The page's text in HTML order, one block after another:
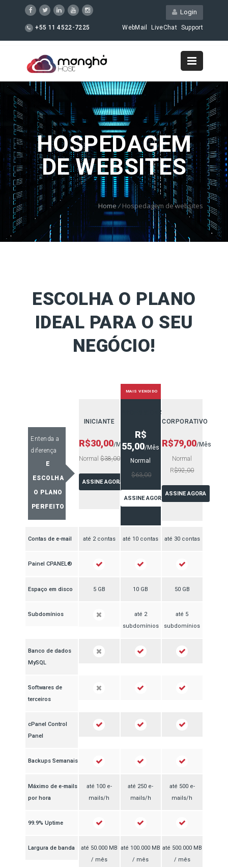
Login
+55 11 4522-7225 WebMail LiveChat Support
HOSPEDAGEM
DE WEBSITES
Home/Hospedagem de websites
ESCOLHA O PLANO
IDEAL PARA O SEU
NEGÓCIO!
Entenda a
diferença
E
ESCOLHA
O PLANO
PERFEITO
INICIANTE
R$30,00/Mês
Normal $38,00
ASSINE AGORA
MAIS VENDIDO
PROFISSIONAL
R$
55,00/Mês
Normal
$63,00
ASSINE AGORA
CORPORATIVO
R$79,00/Mês
Normal
R$92,00
ASSINE AGORA
Contas de e-mail até 2 contas até 10 contas até 30 contas
Painel CPANEL®
Espaço em disco 5 GB 10 GB 50 GB
Subdomínios
até 2
subdomínios
até 5
subdomínios
Banco de dados
MySQL
Softwares de
terceiros
cPanel Control
Panel
Backups Semanais
Máximo de e-mails
por hora
até 100 e-
mails/h
até 250 e-
mails/h
até 500 e-
mails/h
99.9% Uptime
Largura de banda
até 50.000 MB
/ mês
até 100.000 MB
/ mês
até 500.000 MB
/ mês